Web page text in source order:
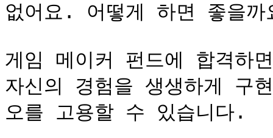
없어요. 어떻게 하면 좋을까
게임 메이커 펀드에 합격하
자신의 경험을 생생하게 구
오를 고용할 수 있습니다.